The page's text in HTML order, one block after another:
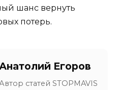
шанс вернуть
потерь.
Егоров
статей STOPMAVIS